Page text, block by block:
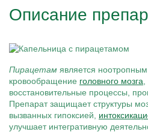
Описание
Пирацетам является
кровообращение головного мозга
восстановительные процессы,
Препарат защищает структуры
вызванных гипоксией,
улучшает интегративную